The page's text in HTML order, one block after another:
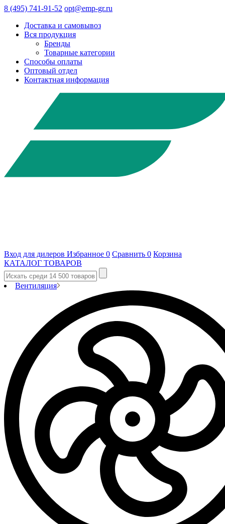
8 (495) 741-91-52 opt@emp-gr.ru
Доставка и самовывоз
Вся продукция
Бренды
Товарные категории
Способы оплаты
Оптовый отдел
Контактная информация
Вход для дилеров Избранное 0 Сравнить 0 Корзина
КАТАЛОГ ТОВАРОВ
Вентиляция